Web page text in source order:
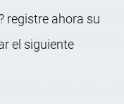
registre ahora su
el siguiente
consta de un área
tener asociados
logística